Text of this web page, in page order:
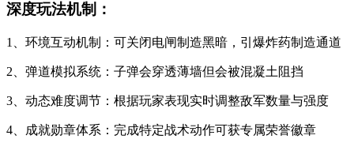
深度玩法机制：
1、环境互动机制：可关闭电闸制造黑暗，引爆炸药制造通道
2、弹道模拟系统：子弹会穿透薄墙但会被混凝土阻挡
3、动态难度调节：根据玩家表现实时调整敌军数量与强度
4、成就勋章体系：完成特定战术动作可获专属荣誉徽章